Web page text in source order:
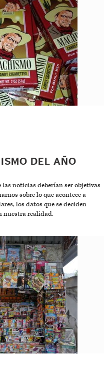
DEL AÑO
noticias deberían ser objetivas
sobre lo que acontece a
los datos que se deciden
nuestra realidad.